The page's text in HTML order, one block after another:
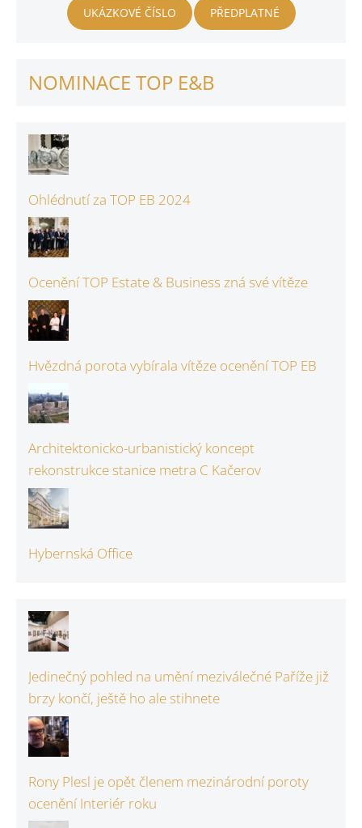
UKÁZKOVÉ ČÍSLO PŘEDPLATNÉ
NOMINACE TOP E&B
Ohlédnutí za TOP EB 2024
Ocenění TOP Estate & Business zná své vítěze
Hvězdná porota vybírala vítěze ocenění TOP EB
Architektonicko-urbanistický koncept
rekonstrukce stanice metra C Kačerov
Hybernská Office
Jedinečný pohled na umění meziválečné Paříže již
brzy končí, ještě ho ale stihnete
Rony Plesl je opět členem mezinárodní poroty
ocenění Interiér roku